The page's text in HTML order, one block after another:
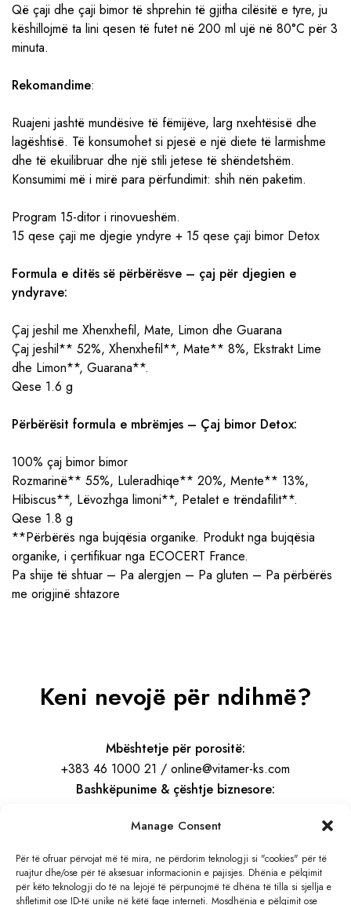
Manage Consent
Për të ofruar përvojat më të mira, ne përdorim teknologji si "cookies" për të
ruajtur dhe/ose për të aksesuar informacionin e pajisjes. Dhënia e pëlqimit
për këto teknologji do të na lejojë të përpunojmë të dhëna të tilla si sjellja e
shfletimit ose ID-të unike në këtë faqe interneti. Mosdhënia e pëlqimit ose
Që çaji dhe çaji bimor të shprehin të gjitha cilësitë e tyre, ju
këshillojmë ta lini qesen të futet në 200 ml ujë në 80°C për 3
minuta.
Rekomandime:
Ruajeni jashtë mundësive të fëmijëve, larg nxehtësisë dhe
lagështisë. Të konsumohet si pjesë e një diete të larmishme
dhe të ekuilibruar dhe një stili jetese të shëndetshëm.
Konsumimi më i mirë para përfundimit: shih nën paketim.
Program 15-ditor i rinovueshëm.
15 qese çaji me djegie yndyre + 15 qese çaji bimor Detox
Formula e ditës së përbërësve – çaj për djegien e
yndyrave:
Çaj jeshil me Xhenxhefil, Mate, Limon dhe Guarana
Çaj jeshil** 52%, Xhenxhefil**, Mate** 8%, Ekstrakt Lime
dhe Limon**, Guarana**.
Qese 1.6 g
Përbërësit formula e mbrëmjes – Çaj bimor Detox:
100% çaj bimor bimor
Rozmarinë** 55%, Luleradhiqe** 20%, Mente** 13%,
Hibiscus**, Lëvozhga limoni**, Petalet e trëndafilit**.
Qese 1.8 g
**Përbërës nga bujqësia organike. Produkt nga bujqësia
organike, i çertifikuar nga ECOCERT France.
Pa shije të shtuar – Pa alergjen – Pa gluten – Pa përbërës
me origjinë shtazore
Keni nevojë për ndihmë?
Mbështetje për porositë:
+383 46 1000 21 / online@vitamer-ks.com
Bashkëpunime & çështje biznesore:
Orari i punës:
E Hënë – E Premte
08:30 – 16:30